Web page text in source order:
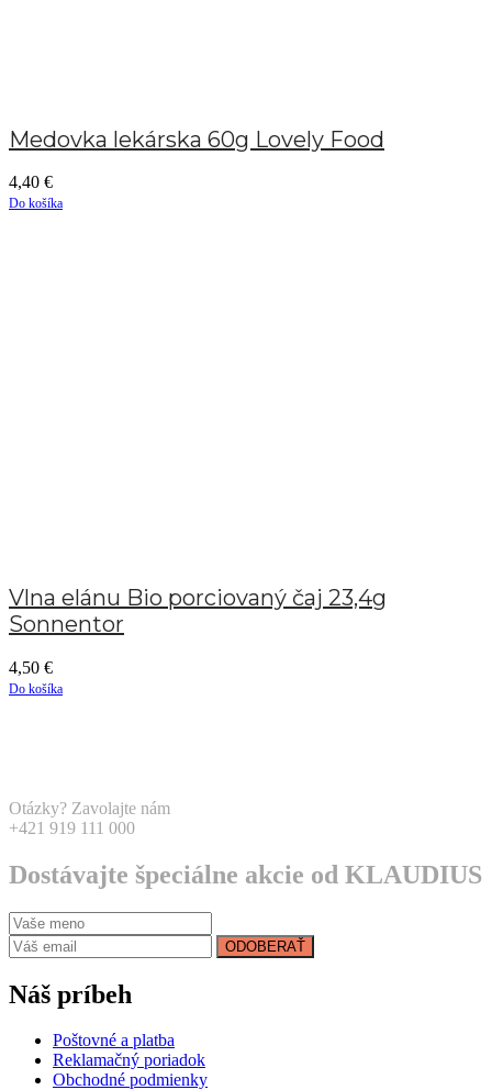
Medovka lekárska 60g Lovely Food
4,40 €
Do košíka
Vlna elánu Bio porciovaný čaj 23,4g
Sonnentor
4,50 €
Do košíka
Otázky? Zavolajte nám
+421 919 111 000
Dostávajte špeciálne akcie od KLAUDIUS
ODOBERAŤ
Náš príbeh
Poštovné a platba
Reklamačný poriadok
Obchodné podmienky